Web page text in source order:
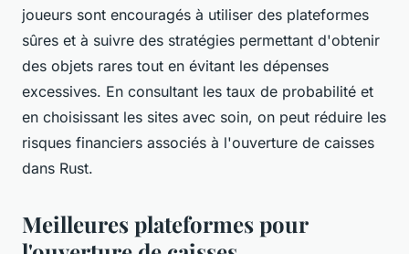
joueurs sont encouragés à utiliser des plateformes
sûres et à suivre des stratégies permettant d'obtenir
des objets rares tout en évitant les dépenses
excessives. En consultant les taux de probabilité et
en choisissant les sites avec soin, on peut réduire les
risques financiers associés à l'ouverture de caisses
dans Rust.
Meilleures plateformes pour